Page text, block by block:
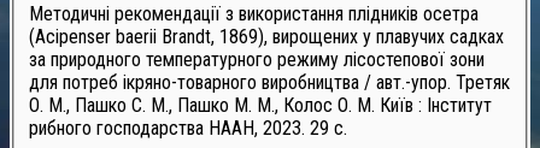
Методичні рекомендації з використання плідників осетра
(Acipenser baerii Brandt, 1869), вирощених у плавучих садках
за природного температурного режиму лісостепової зони
для потреб ікряно-товарного виробництва / авт.-упор. Третяк
О. М., Пашко С. М., Пашко М. М., Колос О. М. Київ : Інститут
рибного господарства НААН, 2023. 29 с.